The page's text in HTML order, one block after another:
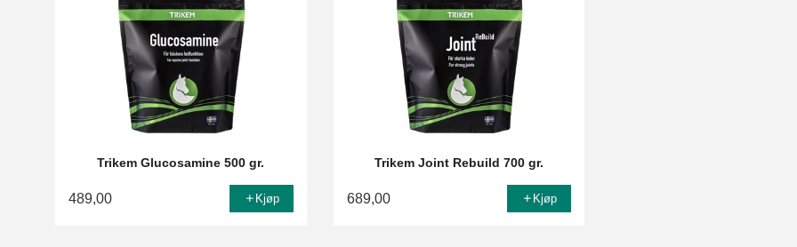
Trikem Glucosamine 500 gr.
489,00 Kjøp
Trikem Joint Rebuild 700 gr.
689,00 Kjøp